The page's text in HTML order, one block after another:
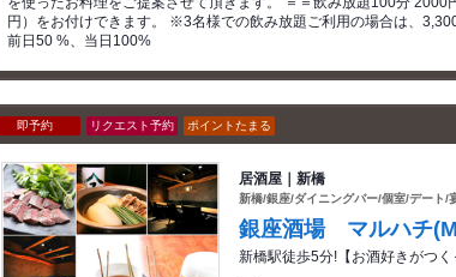
円）をお付けできます。 ※3名様での飲み放題ご利用の場合は、
前日50 %、当日100%
即予約 リクエスト予約 ポイントたまる
居酒屋｜新橋
新橋/銀座/ダイニングバー/個室/デート/
銀座酒場 マルハチ
新橋駅徒歩5分!【お酒好きがつく